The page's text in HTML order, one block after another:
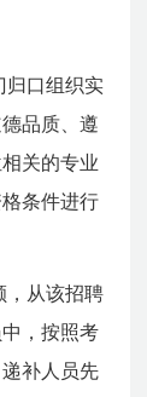
归口组织实
品质、遵
关的专业
条件进行
，从该招聘
，按照考
补人员先